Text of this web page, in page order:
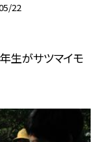
22
年生がサツマイモ